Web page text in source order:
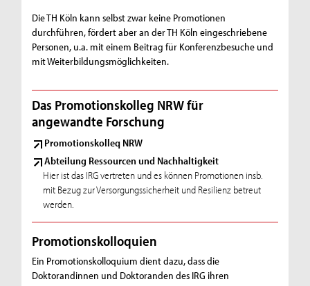
Die TH Köln kann selbst zwar keine Promotionen
durchführen, fördert aber an der TH Köln eingeschriebene
Personen, u.a. mit einem Beitrag für Konferenzbesuche und
mit Weiterbildungsmöglichkeiten.
Das Promotionskolleg NRW für
angewandte Forschung
Promotionskolleq NRW
Abteilung Ressourcen und Nachhaltigkeit
Hier ist das IRG vertreten und es können Promotionen insb.
mit Bezug zur Versorgungssicherheit und Resilienz betreut
werden.
Promotionskolloquien
Ein Promotionskolloquium dient dazu, dass die
Doktorandinnen und Doktoranden des IRG ihren